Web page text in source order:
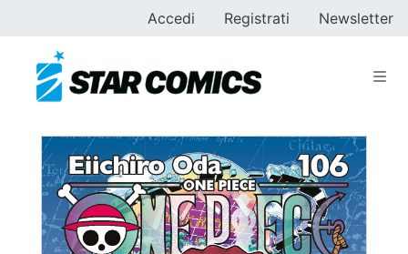
Accedi Registrati Newsletter